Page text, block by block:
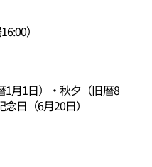
）
1月1日）・秋夕（旧暦8
日（6月20日）